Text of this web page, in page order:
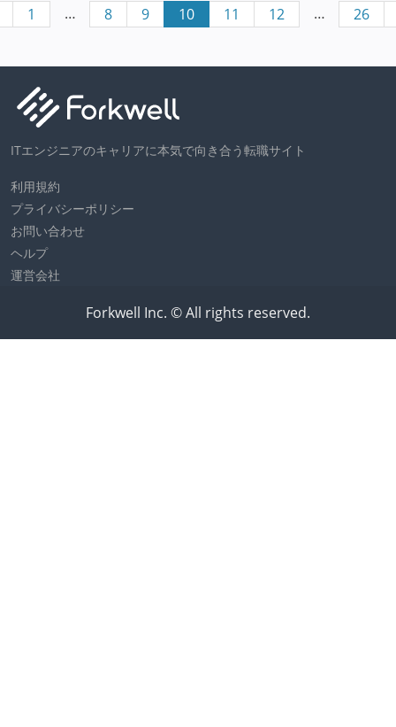
1 … 8 9 10 11 12 … 26
ITエンジニアのキャリアに本気で向き合う転職サイト
利用規約
プライバシーポリシー
お問い合わせ
ヘルプ
運営会社
Forkwell Inc. © All rights reserved.